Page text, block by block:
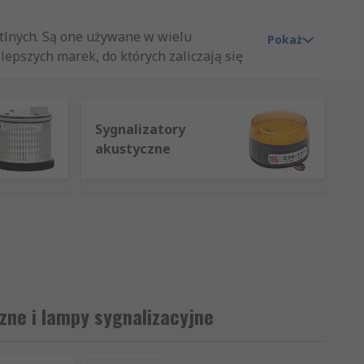
Są one używane w wielu
marek, do których zaliczają się
śrubą, która wystaje z podstawy sygnalizatora
Pokaż
Sygnalizatory
akustyczne
i lampy sygnalizacyjne